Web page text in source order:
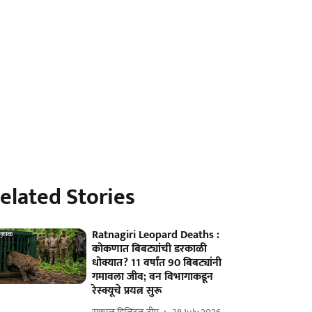
Stories
Ratnagiri Leopard Deaths :
कोकणात बिबट्यांची डरकाळी
धोक्यात? 11 वर्षांत 90 बिबट्यांनी
गमावला जीव; वन विभागाकडून
रेस्क्यूचे प्रयत्न सुरू